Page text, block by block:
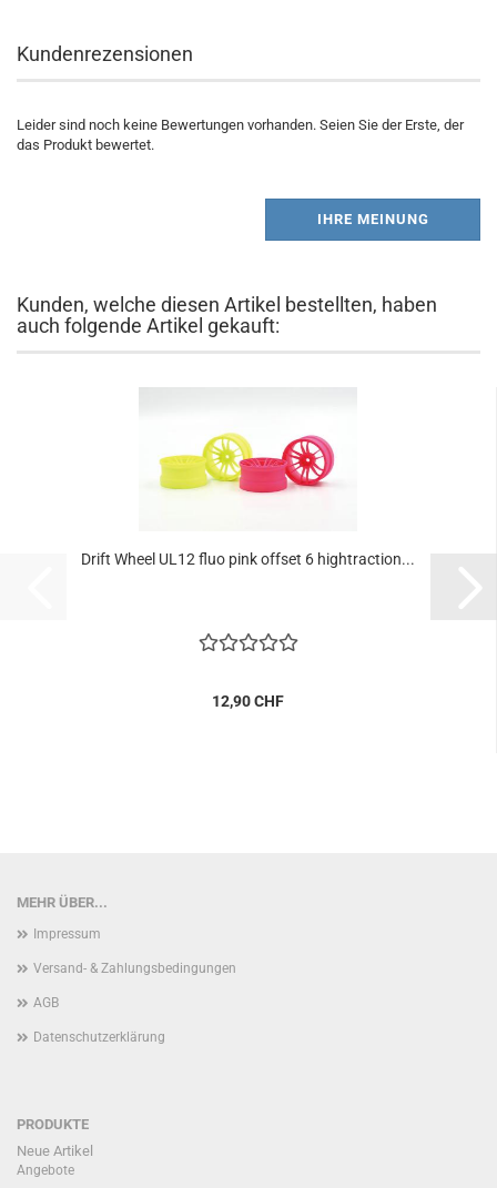
Kundenrezensionen
Leider sind noch keine Bewertungen vorhanden. Seien Sie der Erste, der
das Produkt bewertet.
IHRE MEINUNG
Kunden, welche diesen Artikel bestellten, haben
auch folgende Artikel gekauft:
Drift Wheel UL12 fluo pink offset 6 hightraction...
12,90 CHF
MEHR ÜBER...
Impressum
Versand- & Zahlungsbedingungen
AGB
Datenschutzerklärung
PRODUKTE
Neue Artikel
Angebote